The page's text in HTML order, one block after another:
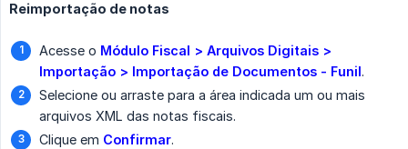
Reimportação de notas
Acesse o Módulo Fiscal > Arquivos Digitais >
Importação > Importação de Documentos - Funil.
Selecione ou arraste para a área indicada um ou mais
arquivos XML das notas fiscais.
Clique em Confirmar.